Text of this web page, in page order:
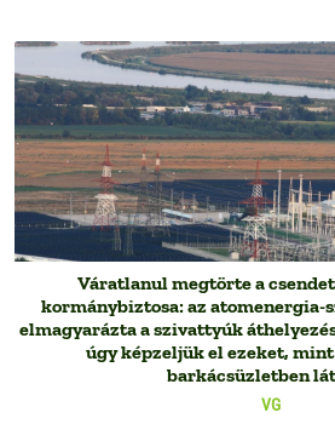
VG
Váratlanul megtörte a
kormánybiztosa: az atomenergia-
elmagyarázta a szivattyúk
úgy képzeljük el ezeket,
barkácsüzletben